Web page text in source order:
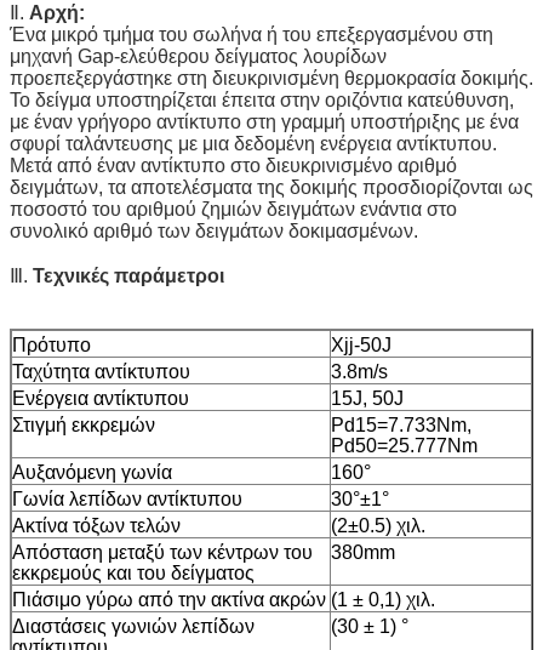
Ⅱ. Αρχή:
Ένα μικρό τμήμα του σωλήνα ή του επεξεργασμένου στη
μηχανή Gap-ελεύθερου δείγματος λουρίδων
προεπεξεργάστηκε στη διευκρινισμένη θερμοκρασία δοκιμής.
Το δείγμα υποστηρίζεται έπειτα στην οριζόντια κατεύθυνση,
με έναν γρήγορο αντίκτυπο στη γραμμή υποστήριξης με ένα
σφυρί ταλάντευσης με μια δεδομένη ενέργεια αντίκτυπου.
Μετά από έναν αντίκτυπο στο διευκρινισμένο αριθμό
δειγμάτων, τα αποτελέσματα της δοκιμής προσδιορίζονται ως
ποσοστό του αριθμού ζημιών δειγμάτων ενάντια στο
συνολικό αριθμό των δειγμάτων δοκιμασμένων.
Ⅲ. Τεχνικές παράμετροι
Πρότυπο
Xjj-50J
Ταχύτητα αντίκτυπου
3.8m/s
Ενέργεια αντίκτυπου
15J, 50J
Στιγμή εκκρεμών
Pd15=7.733Nm,
Pd50=25.777Nm
Αυξανόμενη γωνία
160°
Γωνία λεπίδων αντίκτυπου
30°±1°
Ακτίνα τόξων τελών
(2±0.5) χιλ.
Απόσταση μεταξύ των κέντρων του
εκκρεμούς και του δείγματος
380mm
Πιάσιμο γύρω από την ακτίνα ακρών (1 ± 0,1) χιλ.
Διαστάσεις γωνιών λεπίδων
(30 ± 1) °